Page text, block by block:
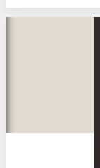
effets spéciaux que...